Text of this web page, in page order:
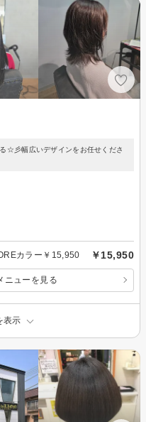
☆彡幅広いデザインをお任せくださ
カラー￥15,950 ￥15,950
ニューを見る
表示